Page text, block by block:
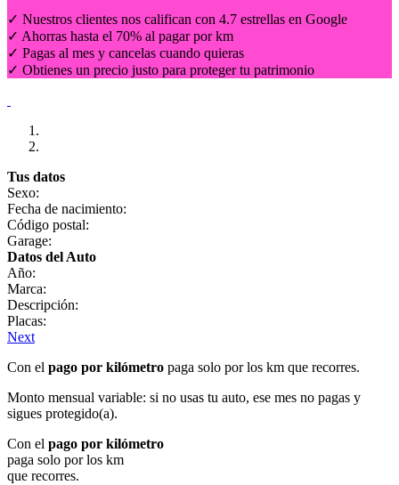
✓ Nuestros clientes nos califican con 4.7 estrellas en Google
✓ Ahorras hasta el 70% al pagar por km
✓ Pagas al mes y cancelas cuando quieras
✓ Obtienes un precio justo para proteger tu patrimonio
Tus datos
Sexo:
Fecha de nacimiento:
Código postal:
Garage:
Datos del Auto
Año:
Marca:
Descripción:
Placas:
Next
Con el pago por kilómetro paga solo por los km que recorres.
Monto mensual variable: si no usas tu auto, ese mes no pagas y
sigues protegido(a).
Con el pago por kilómetro
paga solo por los km
que recorres.